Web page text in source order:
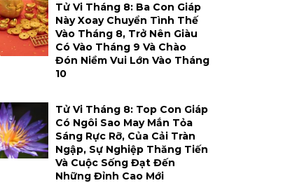
Tử Vi Tháng 8: Ba Con Giáp
Này Xoay Chuyển Tình Thế
Vào Tháng 8, Trở Nên Giàu
Có Vào Tháng 9 Và Chào
Đón Niềm Vui Lớn Vào Tháng
10
Tử Vi Tháng 8: Top Con Giáp
Có Ngôi Sao May Mắn Tỏa
Sáng Rực Rỡ, Của Cải Tràn
Ngập, Sự Nghiệp Thăng Tiến
Và Cuộc Sống Đạt Đến
Những Đỉnh Cao Mới